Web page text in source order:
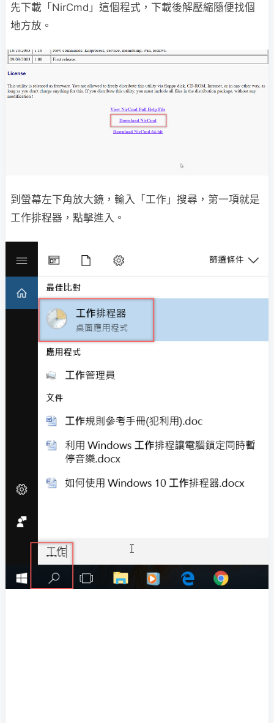
先下載「NirCmd」這個程式，下載後解壓縮隨便找個
地方放。
到螢幕左下角放大鏡，輸入「工作」搜尋，第一項就是
工作排程器，點擊進入。